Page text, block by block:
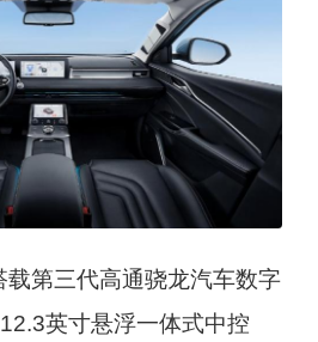
载第三代高通骁龙汽车数字
英寸悬浮一体式中控